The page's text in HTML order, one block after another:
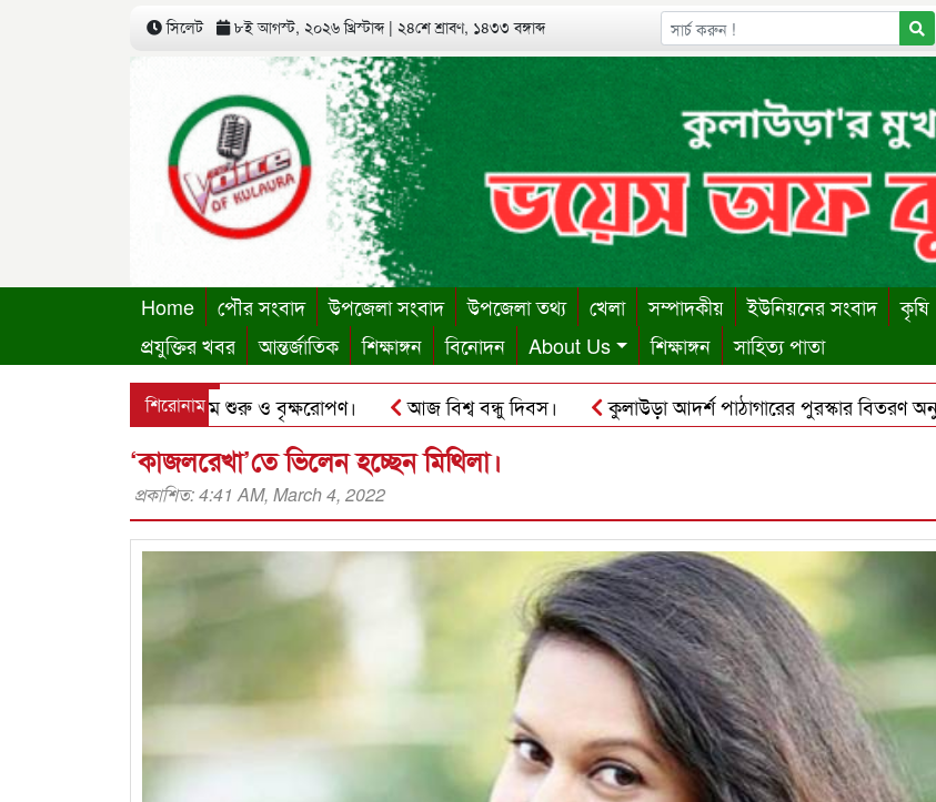
সিলেট ৮ই আগস্ট, ২০২৬ খ্রিস্টাব্দ | ২৪শে শ্রাবণ, ১৪৩৩ বঙ্গাব্দ
Home পৌর সংবাদ উপজেলা সংবাদ উপজেলা তথ্য খেলা সম্পাদকীয় ইউনিয়নের সংবাদ কৃষি
প্রযুক্তির খবর
আন্তর্জাতিক শিক্ষাঙ্গন বিনোদন About Us শিক্ষাঙ্গন সাহিত্য পাতা
শিরোনাম
কার্যালয়ের কার্যক্রম শুরু ও বৃক্ষরোপণ। আজ বিশ্ব বন্ধু দিবস। কুলাউড়া আদর্শ পাঠাগারের পুরস্কার বিতরণ অনুষ্ঠিত।
ছবি হোয়াটসঅ্যাপে ব্যবহার করে প্রতারণার চেষ্টা।
পৃথিমপাশায় ঋণের বোঝা সইতে না পেরে দোকান কর্মচারীর আত্মহত্যা।
‘কাজলরেখা’তে ভিলেন হচ্ছেন মিথিলা।
প্রকাশিত: 4:41 AM, March 4, 2022